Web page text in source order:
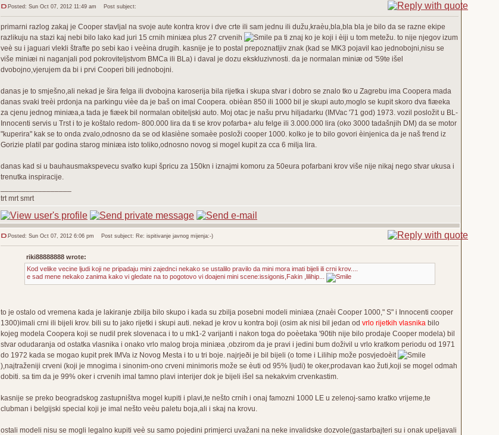
Posted: Sun Oct 07, 2012 11:49 am Post subject:
primarni razlog zakaj je Cooper stavljal na svoje aute kontra krov i dve crte ili sam jednu ili dužu,kraèu,bla,bla bla je bilo da se razne ekipe
razlikuju na stazi kaj nebi bilo lako kad juri 15 crnih miniæa plus 27 crvenih
pa ti znaj ko je koji i èiji u tom metežu. to nije njegov izum
veè su i jaguari vlekli štrafte po sebi kao i veèina drugih. kasnije je to postal prepoznatljiv znak (kad se MK3 pojavil kao jednobojni,nisu se
više miniæi ni naganjali pod pokroviteljstvom BMCa ili BLa) i daval je dozu ekskluzivnosti. da je normalan miniæ od '59te išel
dvobojno,vjerujem da bi i prvi Cooperi bili jednobojni.
danas je to smješno,ali nekad je šira felga ili dvobojna karoserija bila rijetka i skupa stvar i dobro se znalo tko u Zagrebu ima Coopera mada
danas svaki treèi prdonja na parkingu vièe da je baš on imal Coopera. obièan 850 ili 1000 bil je skupi auto,moglo se kupit skoro dva fiæeka
za cjenu jednog miniæa,a tada je fiæek bil normalan obiteljski auto. Moj otac je našu prvu hiljadarku (IMVac '71 god) 1973. vozil posložit u BL-
Innocenti servis u Trst i to je koštalo redom- 800.000 lira da ti se krov pofarba+ alu felge ili 3.000.000 lira (oko 3000 tadašnjih DM) da se motor
"kuperira" kak se to onda zvalo,odnosno da se od klasiène somaèe posloži cooper 1000. kolko je to bilo govori èinjenica da je naš frend iz
Gorizie platil par godina starog miniæa isto toliko,odnosno novog si mogel kupit za cca 6 milja lira.
danas kad si u bauhausmakspevecu svatko kupi špricu za 150kn i iznajmi komoru za 50eura pofarbani krov više nije nikaj nego stvar ukusa i
trenutka inspiracije.
trt mrt smrt
Posted: Sun Oct 07, 2012 6:06 pm Post subject: Re: ispitivanje javnog mijenja:-)
riki88888888 wrote:
Kod velike vecine ljudi koji ne pripadaju mini zajednci nekako se ustalilo pravilo da mini mora imati bijeli ili crni krov....
e sad mene nekako zanima kako vi gledate na to pogotovo vi doajeni mini scene:issigonis,Fakin ,lilihip...
to je ostalo od vremena kada je lakiranje zbilja bilo skupo i kada su zbilja posebni modeli miniæa (znaèi Cooper 1000," S" i Innocenti cooper
1300)imali crni ili bijeli krov. bili su to jako rijetki i skupi auti. nekad je krov u kontra boji (osim ak nisi bil jedan od vrlo rijetkih vlasnika bilo
kojeg modela Coopera koji se nudil prek slovenaca i to u mk1-2 varijanti i nakon toga do poèetaka '90tih nije bilo prodaje Cooper modela) bil
stvar odudaranja od ostatka vlasnika i onako vrlo malog broja miniæa ,obzirom da je pravi i jedini bum doživil u vrlo kratkom periodu od 1971
do 1972 kada se mogao kupit prek IMVa iz Novog Mesta i to u tri boje. najrjeði je bil bijeli (o tome i Lilihip može posvjedoèit
),najtraženiji crveni (koji je mnogima i sinonim-ono crveni minimoris može se èuti od 95% ljudi) te oker,prodavan kao žuti,koji se mogel odmah
dobiti. sa tim da je 99% oker i crvenih imal tamno plavi interijer dok je bijeli išel sa nekakvim crvenkastim.
kasnije se preko beogradskog zastupništva mogel kupiti i plavi,te nešto crnih i onaj famozni 1000 LE u zelenoj-samo kratko vrijeme,te
clubman i belgijski special koji je imal nešto veèu paletu boja,ali i skaj na krovu.
ostali modeli nisu se mogli legalno kupiti veè su samo pojedini primjerci uvažani na neke invalidske dozvole(gastarbajteri su i onak upeljavali